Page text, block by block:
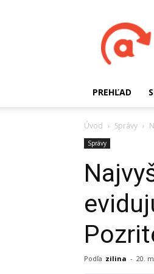
Žilinské
Aktualitky
PREHĽAD
Úvod Správy
Správy
Podľa zilina - 20.